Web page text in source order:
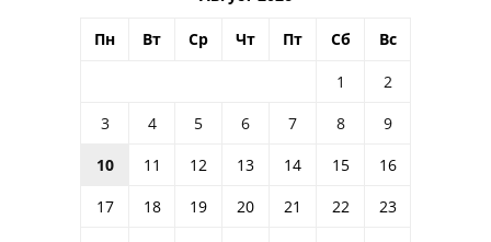
Пн Вт Ср Чт Пт Сб Вс
1
2
3
4 5 6 7 8
9
10
11 12 13 14 15
16
17
18 19 20 21 22
23